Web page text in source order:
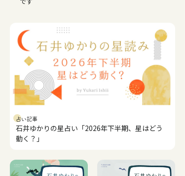
占い記事
石井ゆかりの星占い「2026年下半期、星はどう
動く？」